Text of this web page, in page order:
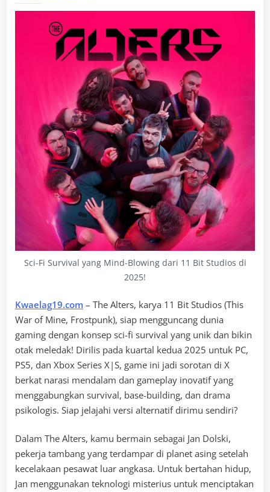
Sci-Fi Survival yang Mind-Blowing dari 11 Bit Studios di
2025!
Kwaelag19.com – The Alters, karya 11 Bit Studios (This
War of Mine, Frostpunk), siap mengguncang dunia
gaming dengan konsep sci-fi survival yang unik dan bikin
otak meledak! Dirilis pada kuartal kedua 2025 untuk PC,
PS5, dan Xbox Series X|S, game ini jadi sorotan di X
berkat narasi mendalam dan gameplay inovatif yang
menggabungkan survival, base-building, dan drama
psikologis. Siap jelajahi versi alternatif dirimu sendiri?
Dalam The Alters, kamu bermain sebagai Jan Dolski,
pekerja tambang yang terdampar di planet asing setelah
kecelakaan pesawat luar angkasa. Untuk bertahan hidup,
Jan menggunakan teknologi misterius untuk menciptakan